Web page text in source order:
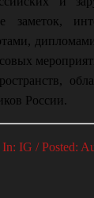
заметок,
России.
IG / Posted: